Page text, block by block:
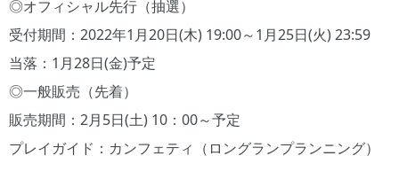
◎オフィシャル先行（抽選）
受付期間：2022年1月20日(木) 19:00～1月25日(火) 23:59
当落：1月28日(金)予定
◎一般販売（先着）
販売期間：2月5日(土) 10：00～予定
プレイガイド：カンフェティ（ロングランプランニング）